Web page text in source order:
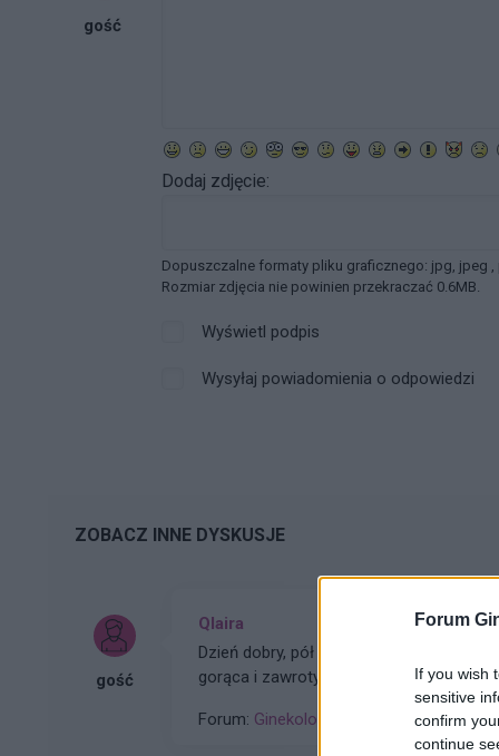
Forum
If you wish
sensitive
confirm
continue
gość
Dodaj zdjęcie:
Dopuszczalne formaty pliku graficznego: jpg, jpeg ,
Rozmiar zdjęcia nie powinien przekraczać 0.6MB.
Wyświetl podpis
Wysyłaj powiadomienia o odpowiedzi
ZOBACZ INNE DYSKUSJE
gość
Qlaira
Dzień dobry, pół roku temu przyjmowałam tabletki Qlaira ,jednak przerwałam niestety uderzenia
gorąca i zawroty głowy wróciły . Zaczęłam znowu
po okresie ,dziś wezmę 5
Forum: Ginekologia - forum dla rodziny i